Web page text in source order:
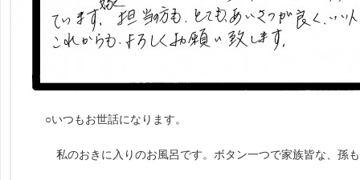
○いつもお世話になります。
私のおきに入りのお風呂です。ボタン一つで家族皆な、孫も